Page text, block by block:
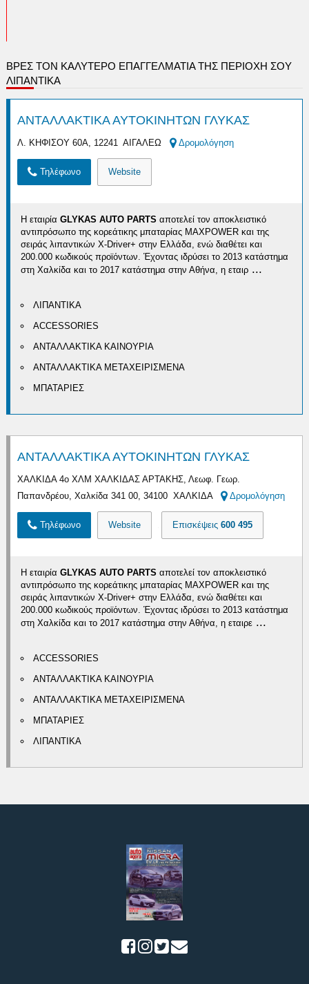
ΒΡΕΣ ΤΟΝ ΚΑΛΎΤΕΡΟ ΕΠΑΓΓΕΛΜΑΤΊΑ ΤΗΣ ΠΕΡΙΟΧΉ ΣΟΥ
ΛΙΠΑΝΤΙΚΑ
ΑΝΤΑΛΛΑΚΤΙΚΑ ΑΥΤΟΚΙΝΗΤΩΝ ΓΛΥΚΑΣ
Λ. ΚΗΦΙΣΟΥ 60Α, 12241 ΑΙΓΑΛΕΩ Δρομολόγηση
Τηλέφωνο Website
Η εταιρίαGLYKAS AUTO PARTSαποτελεί τον αποκλειστικό
αντιπρόσωπο της κορεάτικης μπαταρίας MAXPOWER και της
σειράς λιπαντικών X-Driver+ στην Ελλάδα, ενώ διαθέτει και
200.000 κωδικούς προϊόντων. Έχοντας ιδρύσει το 2013 κατάστημα
στη Χαλκίδα και το 2017 κατάστημα στην Αθήνα, η εταιρ ...
ΛΙΠΑΝΤΙΚΑ
ACCESSORIES
ΑΝΤΑΛΛΑΚΤΙΚΑ ΚΑΙΝΟΥΡΙΑ
ΑΝΤΑΛΛΑΚΤΙΚΑ ΜΕΤΑΧΕΙΡΙΣΜΕΝΑ
ΜΠΑΤΑΡΙΕΣ
ΑΝΤΑΛΛΑΚΤΙΚΑ ΑΥΤΟΚΙΝΗΤΩΝ ΓΛΥΚΑΣ
ΧΑΛΚΙΔΑ 4ο ΧΛΜ ΧΑΛΚΙΔΑΣ ΑΡΤΑΚΗΣ, Λεωφ. Γεωρ.
Παπανδρέου, Χαλκίδα 341 00, 34100 ΧΑΛΚΙΔΑ
Δρομολόγηση
Τηλέφωνο Website Επισκέψεις600 495
Η εταιρία GLYKAS AUTO PARTSαποτελεί τον αποκλειστικό
αντιπρόσωπο της κορεάτικης μπαταρίας MAXPOWER και της
σειράς λιπαντικών X-Driver+ στην Ελλάδα, ενώ διαθέτει και
200.000 κωδικούς προϊόντων. Έχοντας ιδρύσει το 2013 κατάστημα
στη Χαλκίδα και το 2017 κατάστημα στην Αθήνα, η εταιρε ...
ACCESSORIES
ΑΝΤΑΛΛΑΚΤΙΚΑ ΚΑΙΝΟΥΡΙΑ
ΑΝΤΑΛΛΑΚΤΙΚΑ ΜΕΤΑΧΕΙΡΙΣΜΕΝΑ
ΜΠΑΤΑΡΙΕΣ
ΛΙΠΑΝΤΙΚΑ